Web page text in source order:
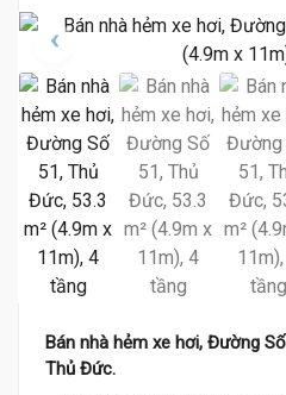
Bán nhà hẻm xe hơi, Đường
Thủ Đức.